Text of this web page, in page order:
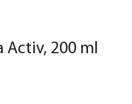
Activ, 200 ml